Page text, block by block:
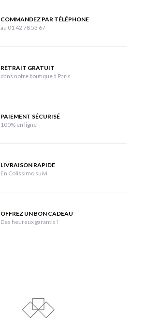
COMMANDEZ PAR TÉLÉPHONE
au 01 42 78 53 67
RETRAIT GRATUIT
dans notre boutique à Paris
PAIEMENT SÉCURISÉ
100% en ligne
LIVRAISON RAPIDE
En Colissimo suivi
OFFREZ UN BON CADEAU
Des heureux garantis !